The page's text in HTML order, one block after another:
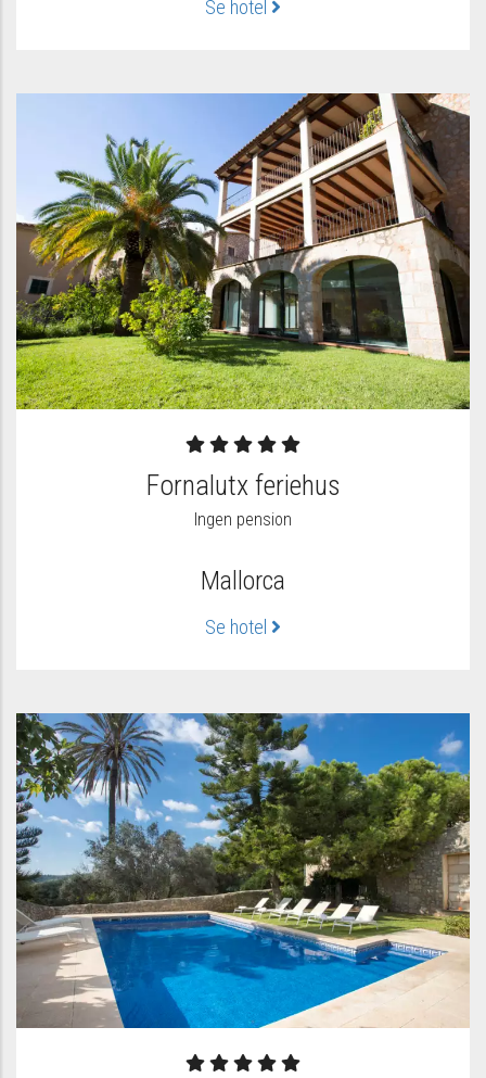
Se hotel
Fornalutx feriehus
Ingen pension
Mallorca
Se hotel